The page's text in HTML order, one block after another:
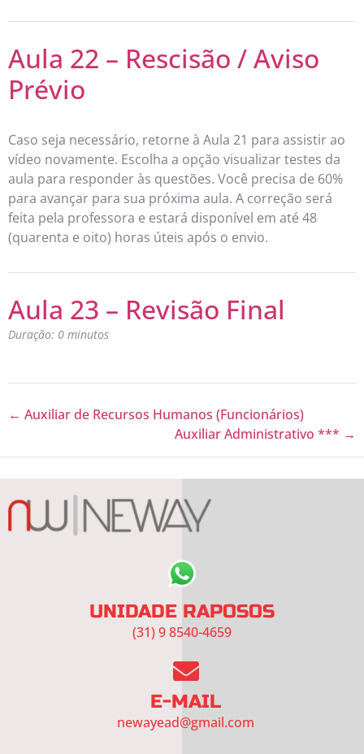
Aula 22 – Rescisão / Aviso
Prévio
Caso seja necessário, retorne à Aula 21 para assistir ao
vídeo novamente. Escolha a opção visualizar testes da
aula para responder às questões. Você precisa de 60%
para avançar para sua próxima aula. A correção será
feita pela professora e estará disponível em até 48
(quarenta e oito) horas úteis após o envio.
Aula 23 – Revisão Final
Duração: 0 minutos
Auxiliar de Recursos Humanos (Funcionários)
Auxiliar Administrativo ***
UNIDADE RAPOSOS
(31) 9 8540-4659
E-MAIL
newayead@gmail.com